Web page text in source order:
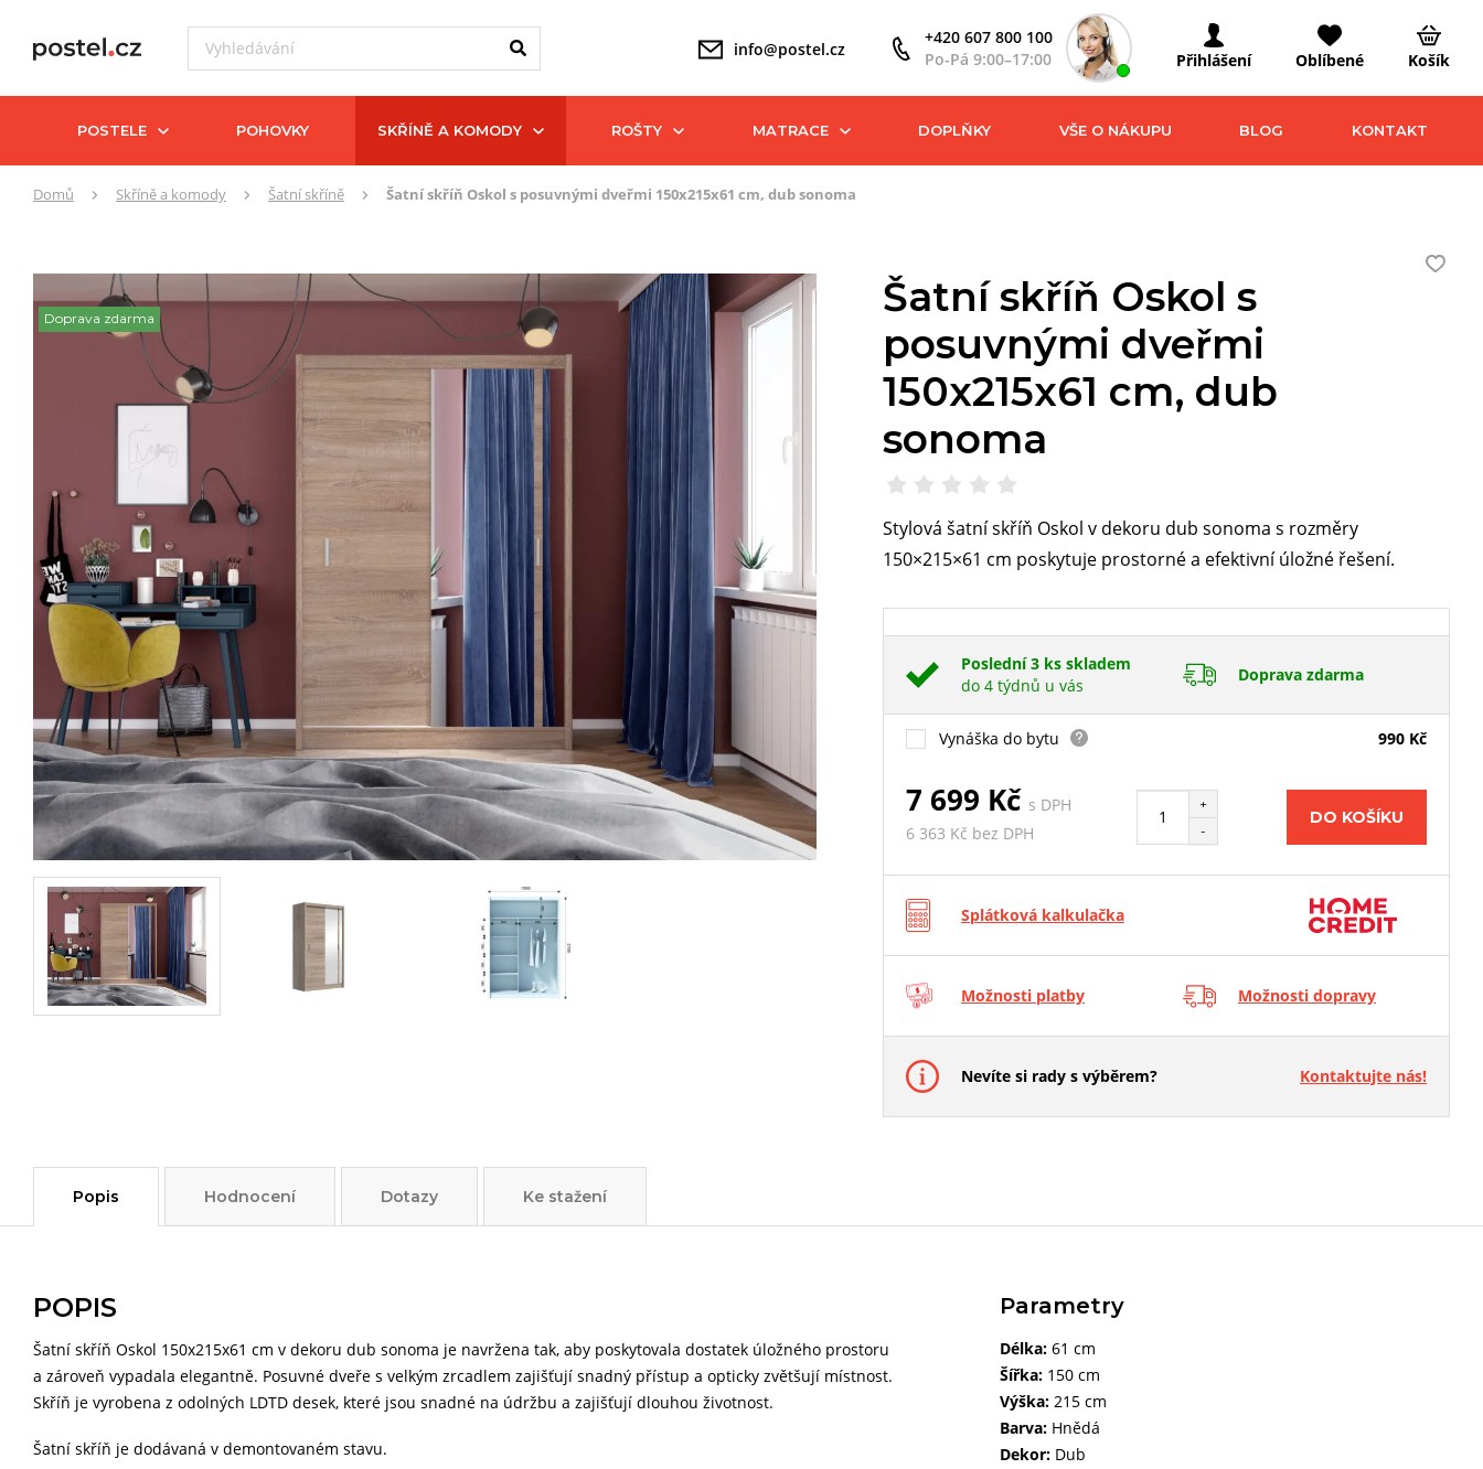
info@postel.cz
+420 607 800 100
Po-Pá 9:00–17:00
Přihlášení Oblíbené Košík
POSTELE POHOVKY SKŘÍNĚ A KOMODY ROŠTY MATRACE DOPLŇKY VŠE O NÁKUPU BLOG KONTAKT
ZdeDomů Skříně a komody Šatní skříně Šatní skříň Oskol s posuvnými dveřmi 150x215x61 cm, dub sonoma
Šatní skříň Oskol s
posuvnými dveřmi
150x215x61 cm, dub
sonoma
Stylová šatní skříň Oskol v dekoru dub sonoma s rozměry
150×215×61 cm poskytuje prostorné a efektivní úložné řešení.
Doprava zdarma
Poslední 3 ks skladem
do 4 týdnů u vás
Doprava zdarma
Vynáška do bytu 990 Kč
7 699 Kč s DPH
6 363 Kč bez DPH
+
-
DO KOŠÍKU
Splátková kalkulačka
Možnosti platby Možnosti dopravy
Nevíte si rady s výběrem? Kontaktujte nás!
Popis Hodnocení Dotazy Ke stažení
POPIS
Šatní skříň Oskol 150x215x61 cm v dekoru dub sonoma je navržena tak, aby poskytovala dostatek úložného prostoru
a zároveň vypadala elegantně. Posuvné dveře s velkým zrcadlem zajišťují snadný přístup a opticky zvětšují místnost.
Skříň je vyrobena z odolných LDTD desek, které jsou snadné na údržbu a zajišťují dlouhou životnost.
Šatní skříň je dodávaná v demontovaném stavu.
Parametry
Délka: 61 cm
Šířka: 150 cm
Výška: 215 cm
Barva: Hnědá
Dekor: Dub